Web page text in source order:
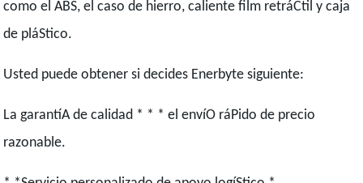
como el ABS, el caso de hierro, caliente film retráCtil y caja
de pláStico.
Usted puede obtener si decides Enerbyte siguiente:
La garantíA de calidad * * * el envíO ráPido de precio
razonable.